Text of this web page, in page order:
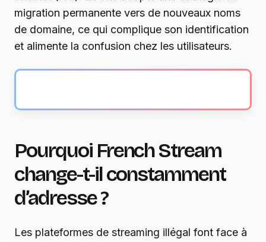
migration permanente vers de nouveaux noms
de domaine, ce qui complique son identification
et alimente la confusion chez les utilisateurs.
Pourquoi French Stream
change-t-il constamment
d’adresse ?
Les plateformes de streaming illégal font face à